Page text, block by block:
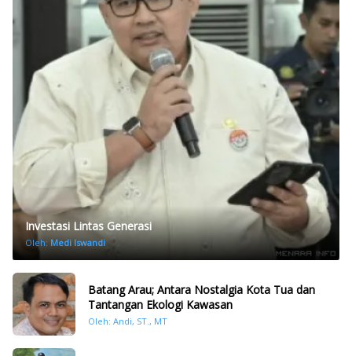
Investasi Lintas Generasi
Oleh: Medi Iswandi
Batang Arau; Antara Nostalgia Kota Tua dan
Tantangan Ekologi Kawasan
Oleh: Andi, ST., MT